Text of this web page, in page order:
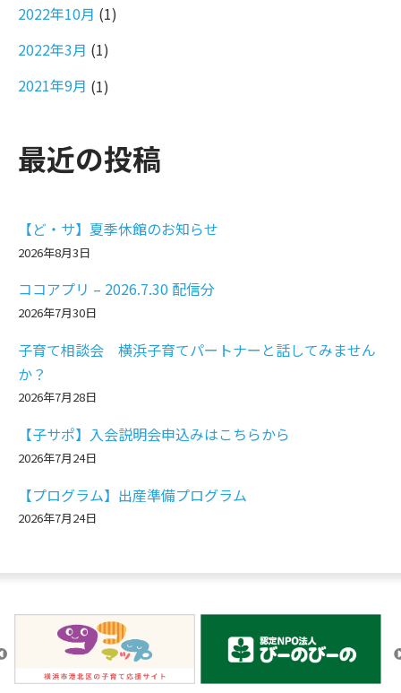
2022年10月 (1)
2022年3月 (1)
2021年9月 (1)
最近の投稿
【ど・サ】夏季休館のお知らせ
2026年8月3日
ココアプリ – 2026.7.30 配信分
2026年7月30日
子育て相談会 横浜子育てパートナーと話してみません
か？
2026年7月28日
【子サポ】入会説明会申込みはこちらから
2026年7月24日
【プログラム】出産準備プログラム
2026年7月24日